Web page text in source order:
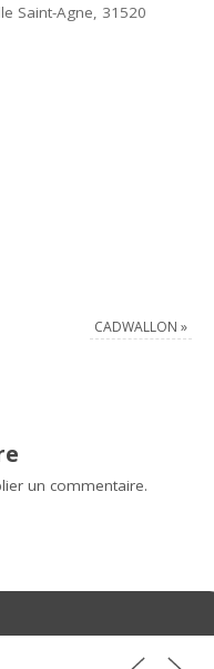
Saint-Agne, 31520
CADWALLON »
un commentaire.